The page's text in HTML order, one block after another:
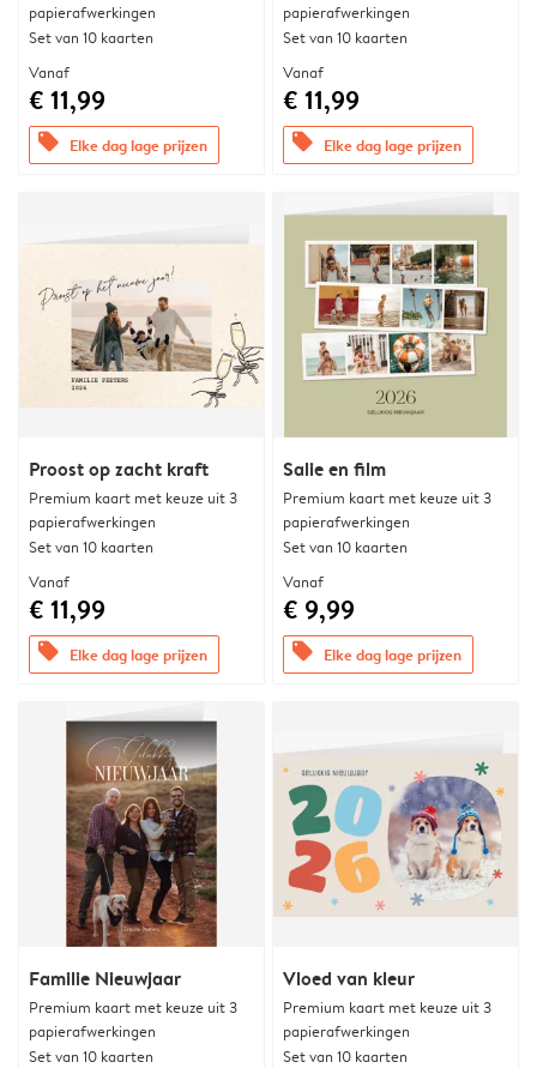
papierafwerkingen
Set van 10 kaarten
Vanaf
€ 11,99
offers Elke dag lage prijzen
papierafwerkingen
Set van 10 kaarten
Vanaf
€ 11,99
offers Elke dag lage prijzen
Proost op zacht kraft
Premium kaart met keuze uit 3
papierafwerkingen
Set van 10 kaarten
Vanaf
€ 11,99
offers Elke dag lage prijzen
Salie en film
Premium kaart met keuze uit 3
papierafwerkingen
Set van 10 kaarten
Vanaf
€ 9,99
offers Elke dag lage prijzen
Familie Nieuwjaar
Premium kaart met keuze uit 3
papierafwerkingen
Set van 10 kaarten
Vloed van kleur
Premium kaart met keuze uit 3
papierafwerkingen
Set van 10 kaarten